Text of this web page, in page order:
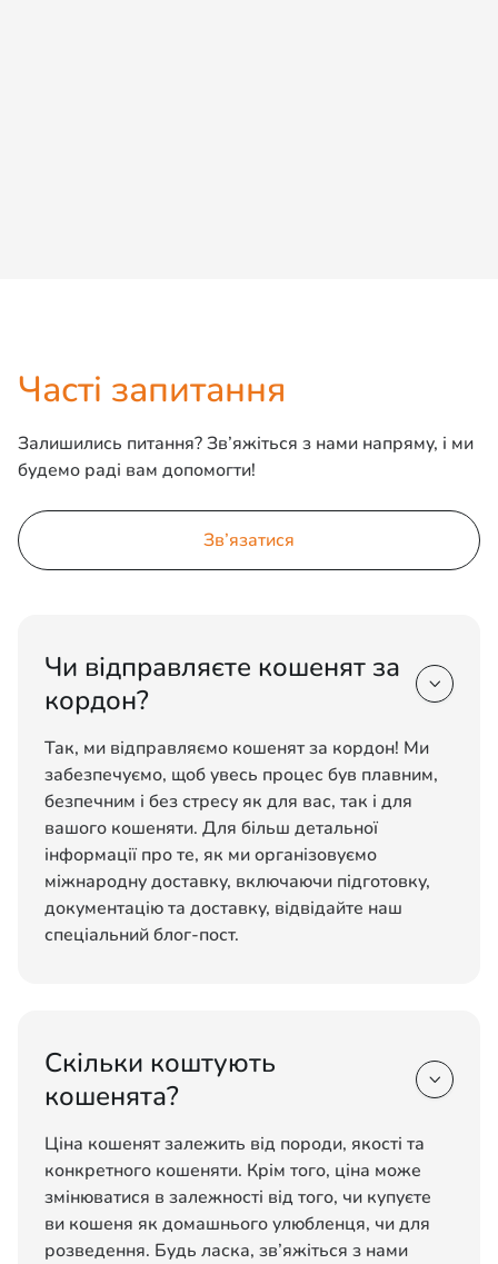
Часті запитання
Залишились питання? Зв’яжіться з нами напряму, і ми
будемо раді вам допомогти!
Зв’язатися
Чи відправляєте кошенят за
кордон?

Так, ми відправляємо кошенят за кордон! Ми
забезпечуємо, щоб увесь процес був плавним,
безпечним і без стресу як для вас, так і для
вашого кошеняти. Для більш детальної
інформації про те, як ми організовуємо
міжнародну доставку, включаючи підготовку,
документацію та доставку, відвідайте наш
спеціальний блог-пост.
Скільки коштують
кошенята?

Ціна кошенят залежить від породи, якості та
конкретного кошеняти. Крім того, ціна може
змінюватися в залежності від того, чи купуєте
ви кошеня як домашнього улюбленця, чи для
розведення. Будь ласка, зв’яжіться з нами